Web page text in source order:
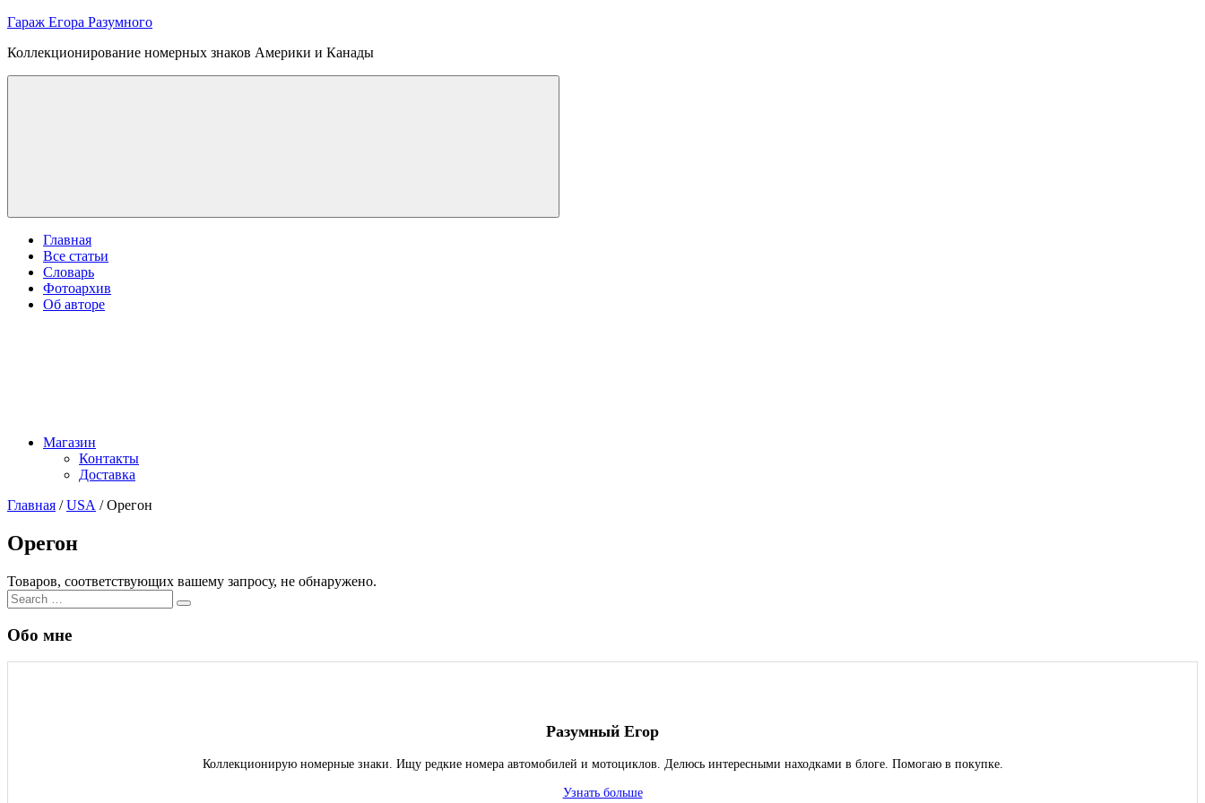
Skip
content
Гараж Егора Разумного
Коллекционирование номерных знаков Америки и Канады
Menu
Главная
Все статьи
Словарь
Фотоархив
Об авторе
Магазин
Контакты
Доставка
Главная /USA / Орегон
Орегон
Товаров, соответствующих вашему запросу, не обнаружено.
Search
for:
Search
Обо мне
Разумный Егор
Коллекционирую номерные знаки. Ищу редкие номера автомобилей и мотоциклов. Делюсь интересными находками в блоге. Помогаю в покупке.
Узнать больше